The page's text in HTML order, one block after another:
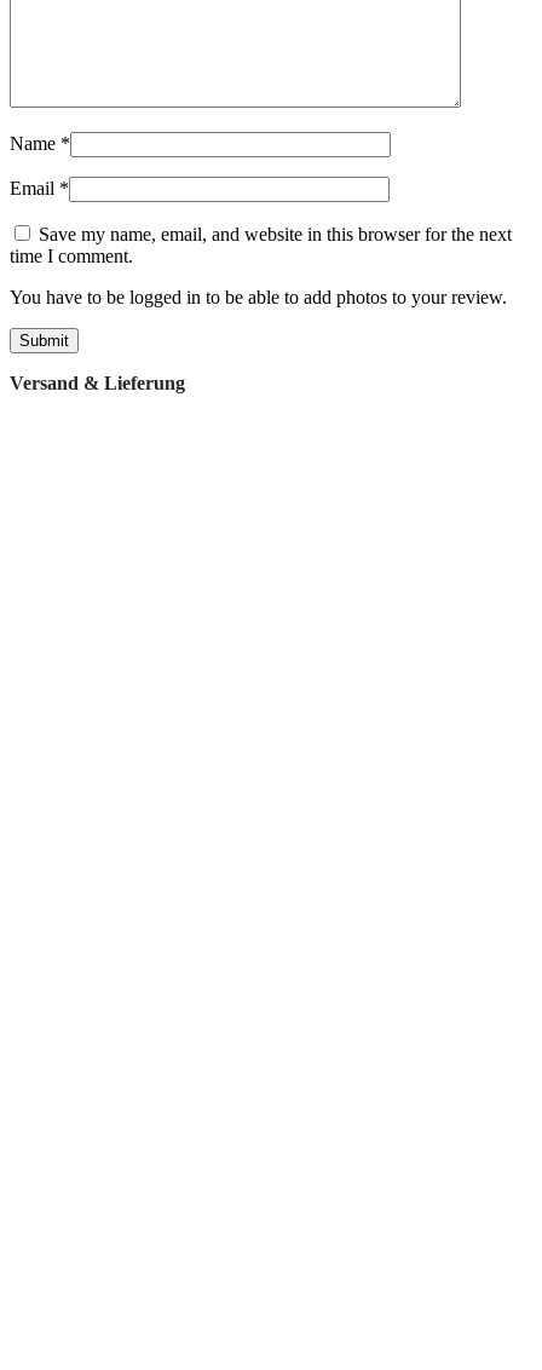
Name *
Email *
Save my name, email, and website in this browser for the next
time I comment.
You have to be logged in to be able to add photos to your review.
Versand & Lieferung